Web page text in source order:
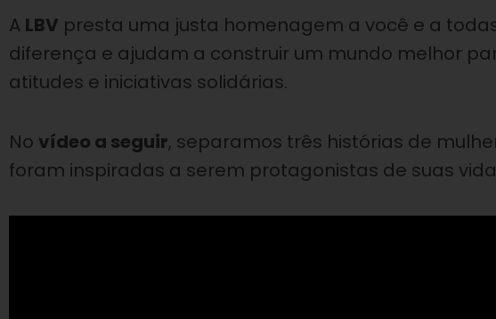
A LBV presta uma justa homenagem a você e a
diferença e ajudam a construir um mundo melhor
atitudes e iniciativas solidárias.
No vídeo a seguir, separamos três histórias de
foram inspiradas a serem protagonistas de suas